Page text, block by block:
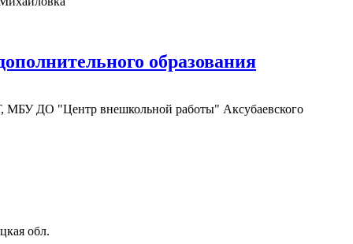
образования
ДО "Центр внешкольной работы" Аксубаевского
обл.